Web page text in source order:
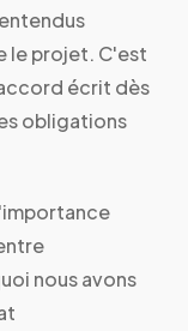
le projet. C'est
écrit dès
obligations
nous avons